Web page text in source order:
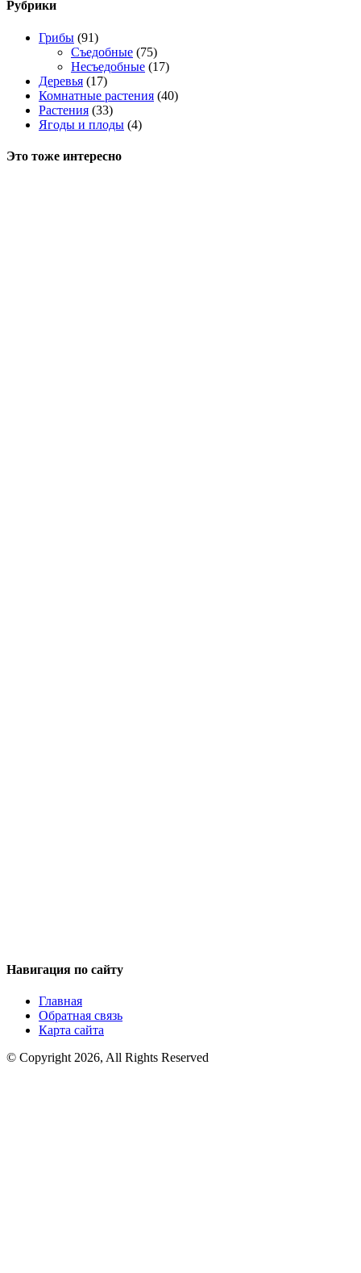
Рубрики
Грибы (91)
Съедобные (75)
Несъедобные (17)
Деревья (17)
Комнатные растения (40)
Растения (33)
Ягоды и плоды (4)
Это тоже интересно
Навигация по сайту
Главная
Обратная связь
Карта сайта
© Copyright 2026, All Rights Reserved